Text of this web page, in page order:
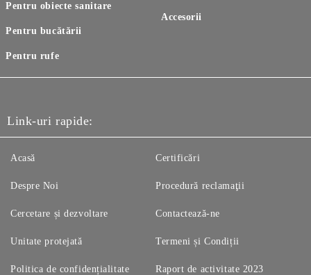
Pentru obiecte sanitare
Pentru bucătării
Pentru rufe
Accesorii
Link-uri rapide:
Acasă
Despre Noi
Cercetare și dezvoltare
Unitate protejată
Certificări
Procedură reclamaţii
Contactează-ne
Termeni și Condiții
Politica de confidențialitate Raport de activitate 2023